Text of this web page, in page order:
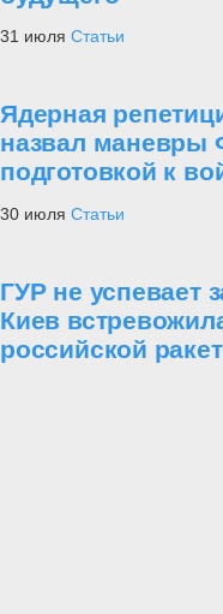
31 июля Статьи
Ядерная
назвал маневры
подготовкой к
30 июля Статьи
ГУР не успевает
Киев
российской